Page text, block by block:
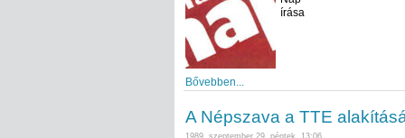
írása
Bővebben...
A Népszava a TTE
1989. szeptember 29. péntek, 13:06